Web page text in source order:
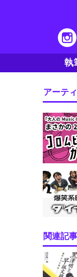
執
アーテ
関連記事